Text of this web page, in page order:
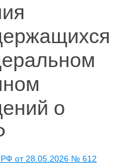
о
РФ от 28.05.2026 № 612